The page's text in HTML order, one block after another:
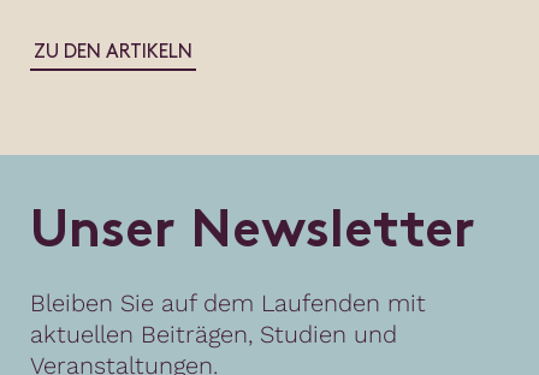
ZU DEN ARTIKELN
Unser Newsletter
Bleiben Sie auf dem Laufenden mit
aktuellen Beiträgen, Studien und
Veranstaltungen.